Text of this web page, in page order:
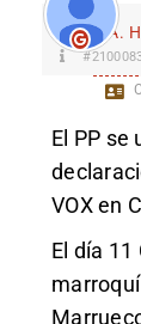
A.
El PP se
VOX en
El día